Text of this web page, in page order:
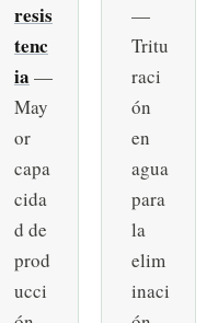
resis
tenc
ia —
May
or
capa
cida
d de
prod
ucci
—
Tritu
raci
ón
en
agua
para
la
elim
inaci